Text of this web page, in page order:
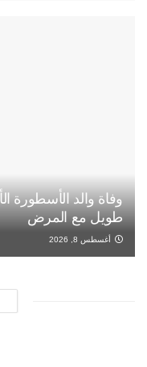
وفاة والد الأسطورة
طويل مع المرض
أغسطس 8, 2026